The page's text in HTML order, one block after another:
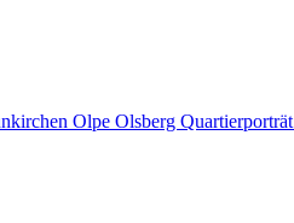
Olpe Olsberg Quartierporträt